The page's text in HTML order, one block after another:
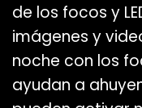
de los focos y
imágenes y
noche con los
ayudan a